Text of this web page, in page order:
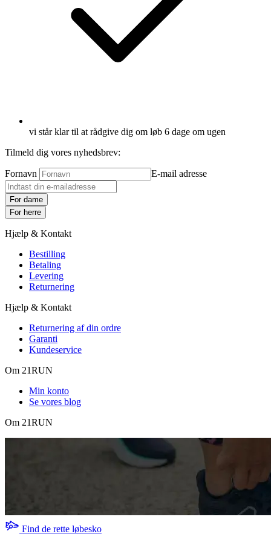
vi står klar til at rådgive dig om løb 6 dage om ugen
Tilmeld dig vores nyhedsbrev:
Fornavn E-mail adresse
For dame
For herre
Hjælp & Kontakt
Bestilling
Betaling
Levering
Returnering
Hjælp & Kontakt
Returnering af din ordre
Garanti
Kundeservice
Om 21RUN
Min konto
Se vores blog
Om 21RUN
Find de rette løbesko